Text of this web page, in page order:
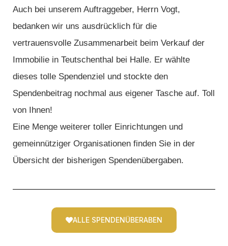
Auch bei unserem Auftraggeber, Herrn Vogt,
bedanken wir uns ausdrücklich für die
vertrauensvolle Zusammenarbeit beim Verkauf der
Immobilie in Teutschenthal bei Halle. Er wählte
dieses tolle Spendenziel und stockte den
Spendenbeitrag nochmal aus eigener Tasche auf. Toll
von Ihnen!
Eine Menge weiterer toller Einrichtungen und
gemeinnütziger Organisationen finden Sie in der
Übersicht der bisherigen Spendenübergaben.
ALLE SPENDENÜBERABEN